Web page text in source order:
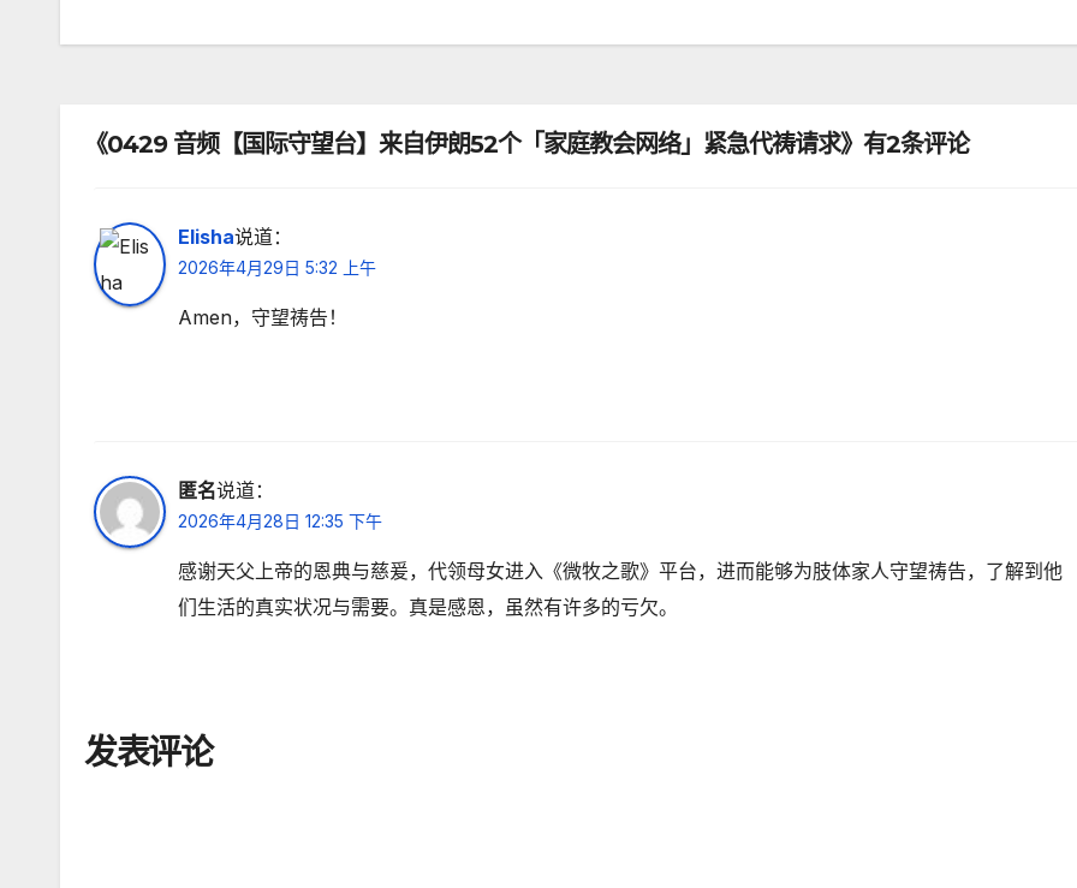
《0429 音频【国际守望台】来自伊朗52个「家庭教会网络」紧急代祷请求》有2条评论
Elisha说道：
2026年4月29日 5:32 上午
Amen，守望祷告！
匿名说道：
2026年4月28日 12:35 下午
感谢天父上帝的恩典与慈爰，代领母女进入《微牧之歌》平台，进而能够为肢体家人守望祷告，了解到他
们生活的真实状况与需要。真是感恩，虽然有许多的亏欠。
发表评论